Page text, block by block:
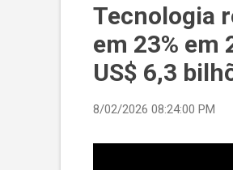
Tecnologia
em 23% em
US$ 6,3
8/02/2026 08:24:00 PM